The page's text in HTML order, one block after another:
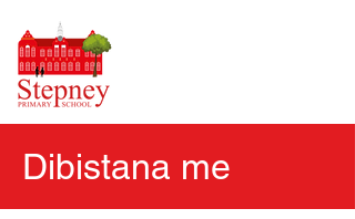
Dibistana me